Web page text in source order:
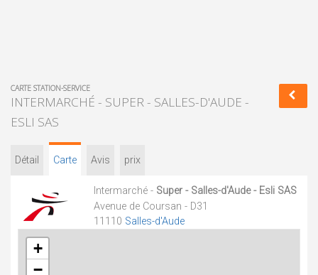
CARTE STATION-SERVICE
INTERMARCHÉ - SUPER - SALLES-D'AUDE -
ESLI SAS
Détail Carte Avis prix
Intermarché - Super - Salles-d'Aude - Esli SAS
Avenue de Coursan - D31
11110 Salles-d'Aude
+
−